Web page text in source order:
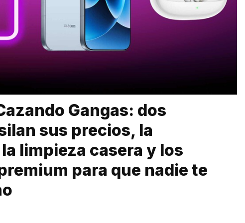
Gangas: dos
sus precios, la
limpieza casera y los
para que nadie te